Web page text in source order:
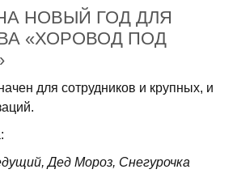
НОВЫЙ ГОД ДЛЯ
«ХОРОВОД ПОД
для сотрудников и крупных, и
Дед Мороз, Снегурочка